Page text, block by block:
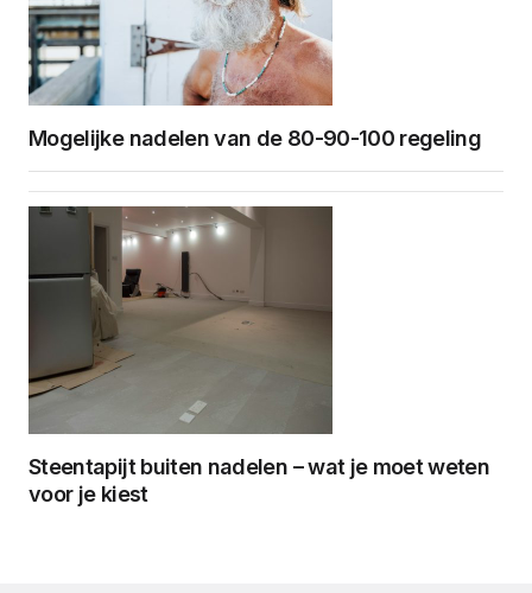
Mogelijke nadelen van de 80-90-100 regeling
Steentapijt buiten nadelen – wat je moet weten
voor je kiest